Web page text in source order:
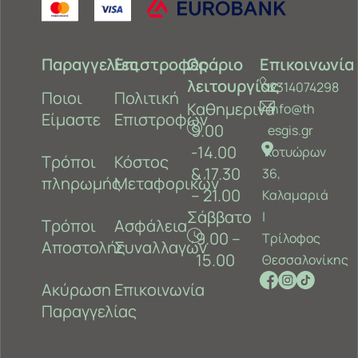
Παραγγελίες
Ποιοι
Είμαστε
Τρόποι
πληρωμής
Τρόποι
Αποστολής
Ακύρωση
Παραγγελίας
Επιστροφές
Πολιτική
Επιστροφών
Κόστος
Μεταφορικών
Ασφάλεια
Συναλλαγών
Επικοινωνία
Ωράριο
λειτουργίας
Καθημερινά
9.00
-14.00
& 17.30
– 21.00
Σάββατο
9.00 –
15.00
Επικοινωνία
2314074298
info@th
esgis.gr
Κοτυώρων
36,
Καλαμαριά
‎|
Τρίλοφος
Θεσσαλονίκης